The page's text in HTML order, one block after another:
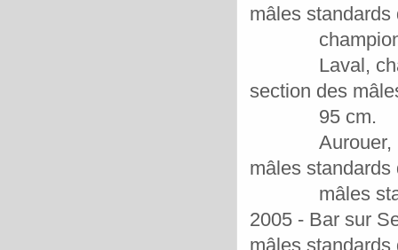
mâles
champion
Laval,
section des
95 cm.
Aurouer, le
mâles
mâles
2005 - Bar sur
mâles